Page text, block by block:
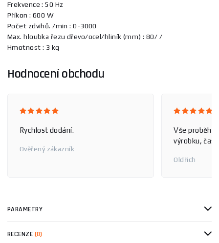
Frekvence : 50 Hz
Příkon : 600 W
Počet zdvihů. /min : 0-3000
Max. hloubka řezu dřevo/ocel/hliník (mm) : 80/ /
Hmotnost : 3 kg
Hodnocení obchodu
Rychlost dodání.
Ověřený zákazník
Vše
výrobku, čas
Oldřich
PARAMETRY
RECENZE (0)